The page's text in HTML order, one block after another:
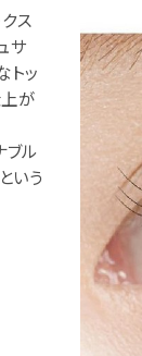
ス
サ
トッ
が
ル
いう